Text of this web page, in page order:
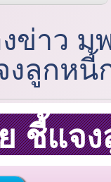
ข่าว ม
งลูกหนี้
ชี้แจ